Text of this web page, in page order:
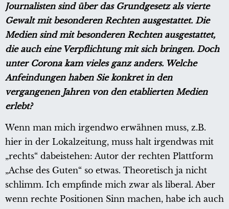
Journalisten sind über das Grundgesetz als vierte
Gewalt mit besonderen Rechten ausgestattet. Die
Medien sind mit besonderen Rechten ausgestattet,
die auch eine Verpflichtung mit sich bringen. Doch
unter Corona kam vieles ganz anders. Welche
Anfeindungen haben Sie konkret in den
vergangenen Jahren von den etablierten Medien
erlebt?
Wenn man mich irgendwo erwähnen muss, z.B.
hier in der Lokalzeitung, muss halt irgendwas mit
„rechts“ dabeistehen: Autor der rechten Plattform
„Achse des Guten“ so etwas. Theoretisch ja nicht
schlimm. Ich empfinde mich zwar als liberal. Aber
wenn rechte Positionen Sinn machen, habe ich auch